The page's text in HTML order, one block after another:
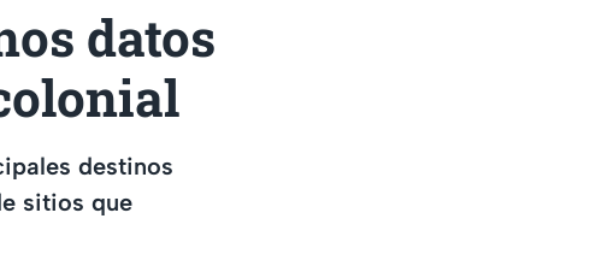
datos
destinos
sitios que